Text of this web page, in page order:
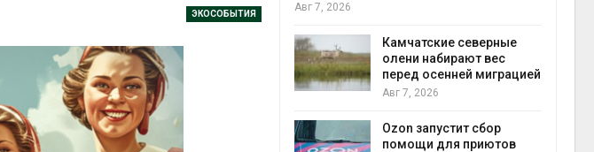
ЭКОСОБЫТИЯ
упаковки может
усиливать риск жировой
болезни печени
Авг 8, 2026
Региональный
Авг 7, 2026
Камчатские северные
олени набирают вес
перед осенней миграцией
Авг 7, 2026
Ozon запустит сбор
помощи для приютов